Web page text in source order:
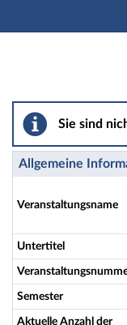
Vorlesung: 04-
Sie sind
Allgemeine
Veranstaltungsname
Untertitel
Semester
Aktuelle Anzahl der